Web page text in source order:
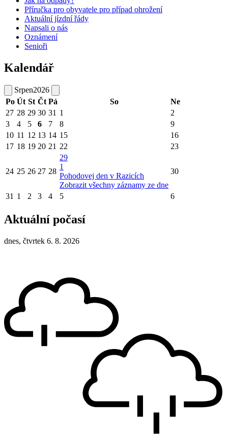
Příručka pro obyvatele pro případ ohrožení
Aktuální jízdní řády
Napsali o nás
Oznámení
Senioři
Kalendář
Srpen2026
Po Út St Čt Pá So
Ne
27 28 29 30 31 1
2
3
4 5 6 7 8
9
10 11 12 13 14 15
16
17 18 19 20 21 22 23
24 25 26 27 28
29
1
Pohodovej den v Razicích
Zobrazit všechny záznamy ze dne
30
31 1 2 3 4 5 6
Aktuální počasí
dnes, čtvrtek 6. 8. 2026